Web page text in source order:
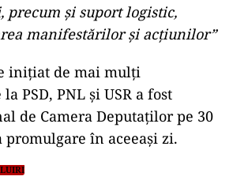
precum şi suport logistic,
manifestărilor şi acţiunilor”
iniţiat de mai mulţi
PSD, PNL şi USR a fost
de Camera Deputaţilor pe 30
în aceeaşi zi.